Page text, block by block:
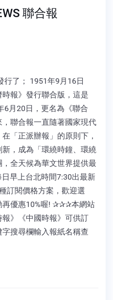
聯合報
行了； 1951年9月16日
時報》發行聯合版，這是
6月20日，更名為《聯合
聯合報一直隨著國家現代
「正派辦報」的原則下，
，成為「環繞時鐘、環繞
全天候為華文世界提供最
早上台北時間7:30出最新
訂閱價格方案，歡迎選
再優惠10%喔! ✰✰✰本網站
》《中國時報》可供訂
搜尋欄輸入報紙名稱查